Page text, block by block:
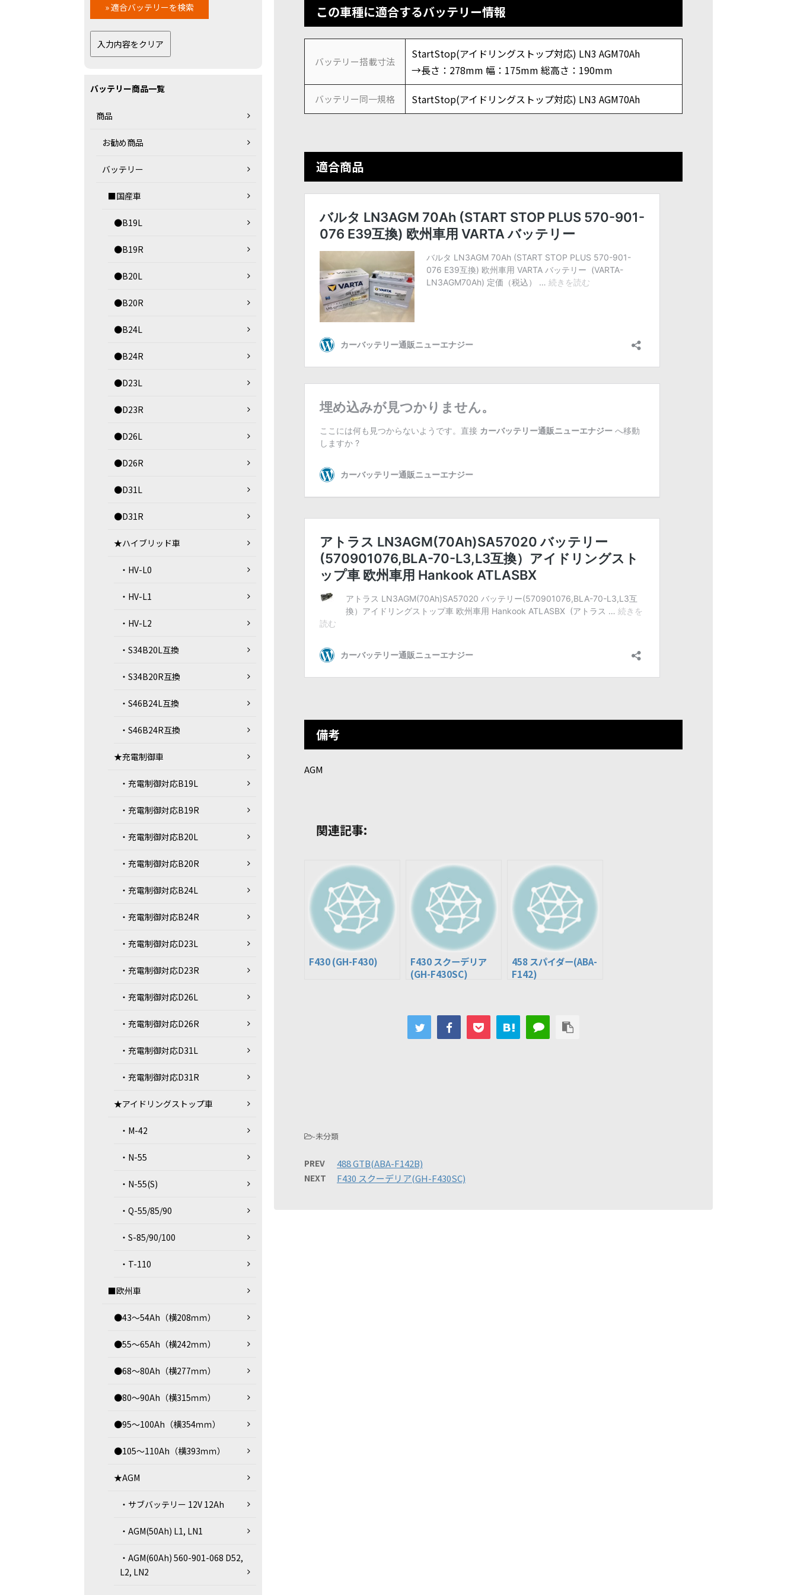
この車種に適合するバッテリー情報
バッテリー搭載寸法
StartStop(アイドリングストップ対応) LN3 AGM70Ah
→長さ：278mm 幅：175mm 総高さ：190mm
バッテリー同一規格 StartStop(アイドリングストップ対応) LN3 AGM70Ah
適合商品
備考
AGM
関連記事:
F430 (GH-F430)
F430 スクーデリア
(GH-F430SC)
458 スパイダー(ABA-
F142)
-未分類
PREV 488 GTB(ABA-F142B)
NEXT F430 スクーデリア(GH-F430SC)
バッテリー商品一覧
商品
お勧め商品
バッテリー
■国産車
●B19L
●B19R
●B20L
●B20R
●B24L
●B24R
●D23L
●D23R
●D26L
●D26R
●D31L
●D31R
★ハイブリッド車
・HV-L0
・HV-L1
・HV-L2
・S34B20L互換
・S34B20R互換
・S46B24L互換
・S46B24R互換
★充電制御車
・充電制御対応B19L
・充電制御対応B19R
・充電制御対応B20L
・充電制御対応B20R
・充電制御対応B24L
・充電制御対応B24R
・充電制御対応D23L
・充電制御対応D23R
・充電制御対応D26L
・充電制御対応D26R
・充電制御対応D31L
・充電制御対応D31R
★アイドリングストップ車
・M-42
・N-55
・N-55(S)
・Q-55/85/90
・S-85/90/100
・T-110
■欧州車
●43～54Ah（横208ｍｍ）
●55～65Ah（横242ｍｍ）
●68～80Ah（横277ｍｍ）
●80～90Ah（横315ｍｍ）
●95～100Ah（横354ｍｍ）
●105～110Ah（横393ｍｍ）
★AGM
・サブバッテリー 12V 12Ah
・AGM(50Ah) L1, LN1
・AGM(60Ah) 560-901-068 D52,
L2, LN2